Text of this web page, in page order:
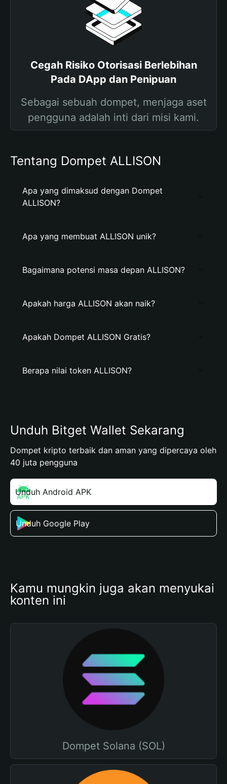
Cegah Risiko Otorisasi Berlebihan
Pada DApp dan Penipuan
Sebagai sebuah dompet, menjaga aset
pengguna adalah inti dari misi kami.
Tentang Dompet ALLISON
Apa yang dimaksud dengan Dompet
ALLISON?
Apa yang membuat ALLISON unik?
Bagaimana potensi masa depan ALLISON?
Apakah harga ALLISON akan naik?
Apakah Dompet ALLISON Gratis?
Berapa nilai token ALLISON?
Unduh Bitget Wallet Sekarang
Dompet kripto terbaik dan aman yang dipercaya oleh
40 juta pengguna
Unduh Android APK
Unduh Google Play
Kamu mungkin juga akan menyukai
konten ini
Dompet Solana (SOL)